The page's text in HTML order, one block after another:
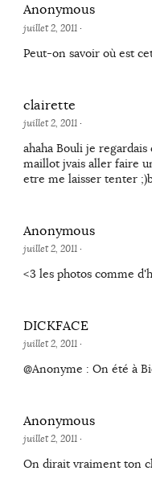
Anonymous
juillet 2, 2011·
Peut-on savoir où est
clairette
juillet 2, 2011·
ahaha Bouli je
maillot jvais aller faire
etre me laisser tenter
Anonymous
juillet 2, 2011·
<3 les photos comme
DICKFACE
juillet 2, 2011·
@Anonyme : On été à
Anonymous
juillet 2, 2011·
On dirait vraiment ton